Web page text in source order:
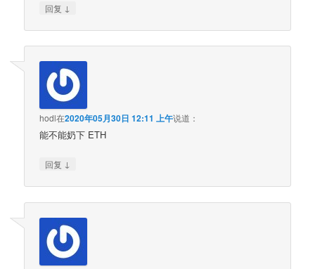
回复 ↓
hodl在2020年05月30日 12:11 上午说道：
能不能奶下 ETH
回复 ↓